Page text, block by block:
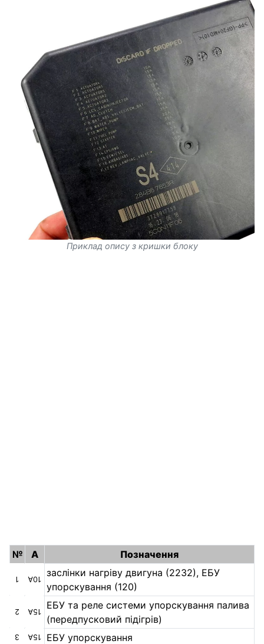
Приклад опису з кришки блоку
№ А Позначення
1 10А
заслінки нагріву двигуна (2232), ЕБУ
упорскування (120)
2 15А
ЕБУ та реле системи упорскування палива
(передпусковий підігрів)
3 15А ЕБУ упорскування